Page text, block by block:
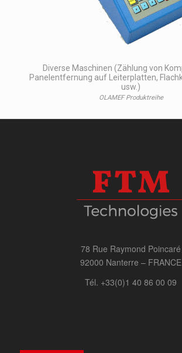
Diverse Maschinen (Zählung von
Panelentfernung auf Leiterplatten,
usw.)
OLAMEF Produktreihe
78 Rue Raymond Poincaré
92000 Nanterre – FRANCE
Tél. +33(0)1 40 86 00 09